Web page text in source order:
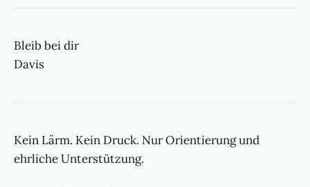
Bleib bei dir
Davis
Kein Lärm. Kein Druck. Nur Orientierung und
ehrliche Unterstützung.